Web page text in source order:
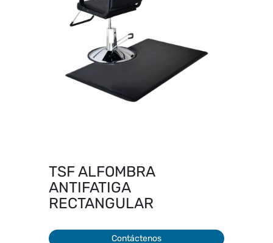
TSF ALFOMBRA
ANTIFATIGA
RECTANGULAR
Contáctenos